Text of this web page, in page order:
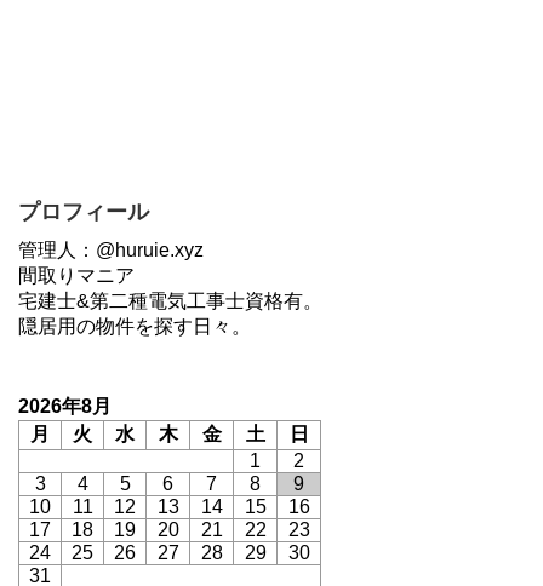
プロフィール
管理人：@huruie.xyz
間取りマニア
宅建士&第二種電気工事士資格有。
隠居用の物件を探す日々。
2026年8月
月
火 水 木 金 土
日
1
2
3
4 5 6 7 8
9
10
11 12 13 14 15
16
17
18 19 20 21 22
23
24
25 26 27 28 29
30
31